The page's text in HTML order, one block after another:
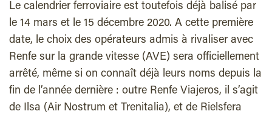
Le calendrier ferroviaire est toutefois déjà balisé par
le 14 mars et le 15 décembre 2020. A cette première
date, le choix des opérateurs admis à rivaliser avec
Renfe sur la grande vitesse (AVE) sera officiellement
arrêté, même si on connaît déjà leurs noms depuis la
fin de l’année dernière : outre Renfe Viajeros, il s’agit
de Ilsa (Air Nostrum et Trenitalia), et de Rielsfera